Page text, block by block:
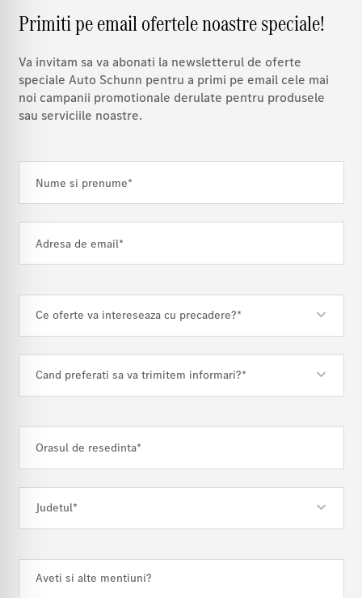
Primiti pe email ofertele noastre speciale!
Va invitam sa va abonati la newsletterul de oferte
speciale Auto Schunn pentru a primi pe email cele mai
noi campanii promotionale derulate pentru produsele
sau serviciile noastre.
Ce oferte va intereseaza cu precadere?*
Cand preferati sa va trimitem informari?*
Judetul*